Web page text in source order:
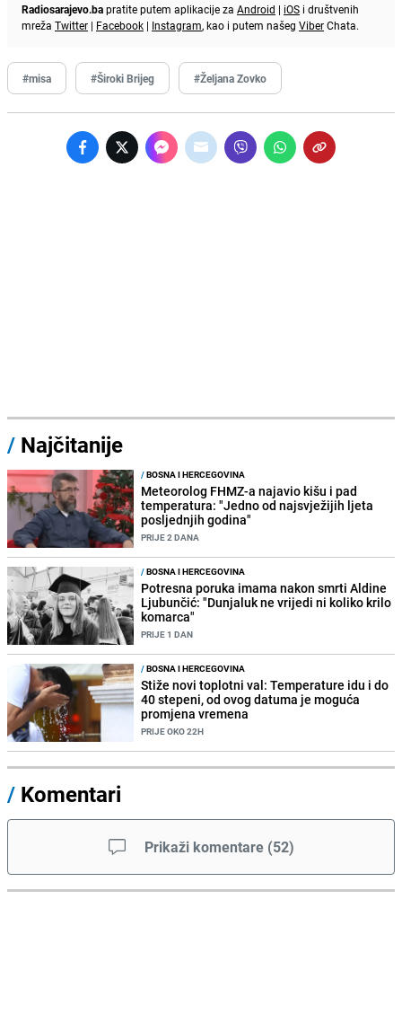
Radiosarajevo.bapratite putem aplikacije za Android | iOS i društvenih
mreža Twitter | Facebook | Instagram, kao i putem našeg ViberChata.
#misa #Široki Brijeg #Željana Zovko
/ Najčitanije
/BOSNA I HERCEGOVINA
Meteorolog FHMZ-a najavio kišu i pad
temperatura: "Jedno od najsvježijih ljeta
posljednjih godina"
PRIJE 2 DANA
/BOSNA I HERCEGOVINA
Potresna poruka imama nakon smrti Aldine
Ljubunčić: "Dunjaluk ne vrijedi ni koliko krilo
komarca"
PRIJE 1 DAN
/BOSNA I HERCEGOVINA
Stiže novi toplotni val: Temperature idu i do
40 stepeni, od ovog datuma je moguća
promjena vremena
PRIJE OKO 22H
/ Komentari
Prikaži komentare (52)